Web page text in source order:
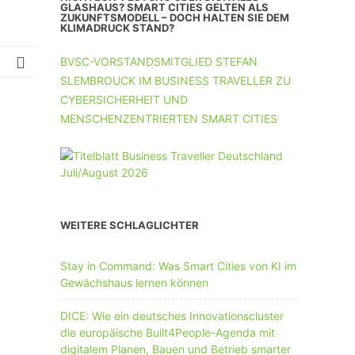
UNTERNEHMEN MIT 11-50 MA
GLASHAUS? SMART CITIES GELTEN ALS
ZUKUNFTSMODELL – DOCH HALTEN SIE DEM
KLIMADRUCK STAND?
BVSC-VORSTANDSMITGLIED STEFAN
SLEMBROUCK IM BUSINESS TRAVELLER ZU
CYBERSICHERHEIT UND
MENSCHENZENTRIERTEN SMART CITIES
WEITERE SCHLAGLICHTER
Stay in Command: Was Smart Cities von KI im
Gewächshaus lernen können
DICE: Wie ein deutsches Innovationscluster
die europäische Built4People-Agenda mit
digitalem Planen, Bauen und Betrieb smarter